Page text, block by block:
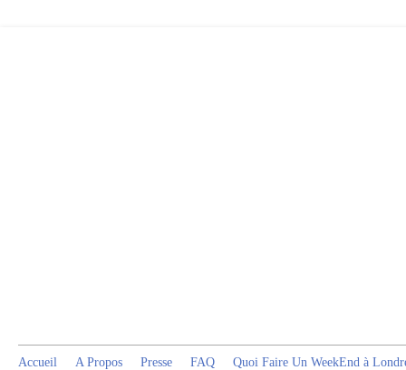
Accueil A Propos Presse FAQ Quoi Faire Un WeekEnd à